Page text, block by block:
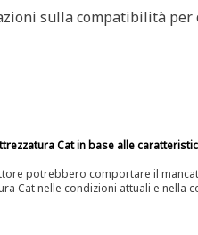
sulla compatibilità per
Cat in base alle
potrebbero comportare il
Cat nelle condizioni attuali e